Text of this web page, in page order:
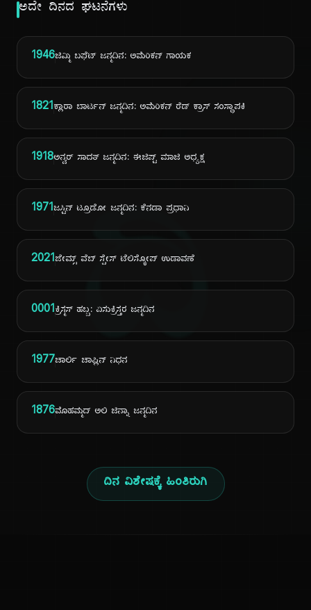
ದಿ
ಅದೇ ದಿನದ ಘಟನೆಗಳು
1946ಜಿಮ್ಮಿ ಬಫೆಟ್ ಜನ್ಮದಿನ: ಅಮೆರಿಕನ್ ಗಾಯಕ
1821ಕ್ಲಾರಾ ಬಾರ್ಟನ್ ಜನ್ಮದಿನ: ಅಮೆರಿಕನ್ ರೆಡ್ ಕ್ರಾಸ್ ಸಂಸ್ಥಾಪಕಿ
1918ಅನ್ವರ್ ಸಾದತ್ ಜನ್ಮದಿನ: ಈಜಿಪ್ಟ್ ಮಾಜಿ ಅಧ್ಯಕ್ಷ
1971ಜಸ್ಟಿನ್ ಟ್ರೂಡೋ ಜನ್ಮದಿನ: ಕೆನಡಾ ಪ್ರಧಾನಿ
2021ಜೇಮ್ಸ್ ವೆಬ್ ಸ್ಪೇಸ್ ಟೆಲಿಸ್ಕೋಪ್ ಉಡಾವಣೆ
0001ಕ್ರಿಸ್ಮಸ್ ಹಬ್ಬ: ಏಸುಕ್ರಿಸ್ತರ ಜನ್ಮದಿನ
1977ಚಾರ್ಲಿ ಚಾಪ್ಲಿನ್ ನಿಧನ
1876ಮೊಹಮ್ಮದ್ ಅಲಿ ಜಿನ್ನಾ ಜನ್ಮದಿನ
ದಿನ ವಿಶೇಷಕ್ಕೆ ಹಿಂತಿರುಗಿ